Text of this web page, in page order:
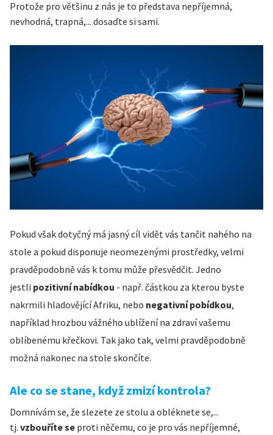
Protože pro většinu z nás je to představa nepříjemná,
nevhodná, trapná,... dosaďte si sami.
Pokud však dotyčný má jasný cíl vidět vás tančit nahého na
stole a pokud disponuje neomezenými prostředky, velmi
pravděpodobně vás k tomu může přesvědčit. Jedno
jestli pozitivní nabídkou - např. částkou za kterou byste
nakrmili hladovějící Afriku, nebo negativní pobídkou,
například hrozbou vážného ublížení na zdraví vašemu
oblíbenému křečkovi. Tak jako tak, velmi pravděpodobně
možná nakonec na stole skončíte.
Ale co se stane, když zmizí kontrola?
Domnívám se, že slezete ze stolu a obléknete se,...
tj. vzbouříte se proti něčemu, co je pro vás nepříjemné,